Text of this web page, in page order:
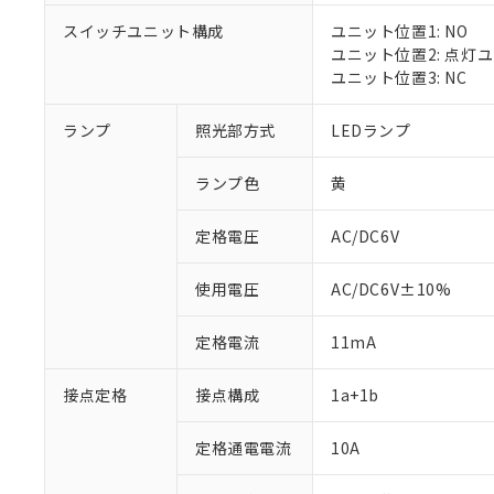
スイッチユニット構成
ユニット位置1: NO
ユニット位置2: 点灯
ユニット位置3: NC
ランプ 照光部方式 LEDランプ
ランプ色 黄
定格電圧 AC/DC6V
使用電圧 AC/DC6V±10%
定格電流 11mA
接点定格 接点構成 1a+1b
定格通電電流 10A
ご利用条件
以下の条件をお読
当社制御機
のであり、
※1 対応状況
対応済み：EU
調査・確認中：
非該当品：ライセ
仕入先様の事情に
があります。
鉛(Pb) 1000ppm以下、
ル（DBP） 1000ppm以
フタル酸エステル類の
「○」：最大均質
「×」：最大均質
「－」：未確認で
*中国RoHS10物質の基
Pb(鉛) :1000ppm、
Cr(Ⅵ)(六価クロム) :
DBP(フタル酸ジブチル
DEHP(フタル酸ビス(2-
などの必要
ます。
置等に一切
記
説明